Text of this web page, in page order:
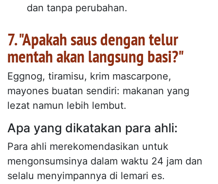
dan tanpa perubahan.
7. "Apakah saus dengan telur
mentah akan langsung basi?"
Eggnog, tiramisu, krim mascarpone,
mayones buatan sendiri: makanan yang
lezat namun lebih lembut.
Apa yang dikatakan para ahli:
Para ahli merekomendasikan untuk
mengonsumsinya dalam waktu 24 jam dan
selalu menyimpannya di lemari es.